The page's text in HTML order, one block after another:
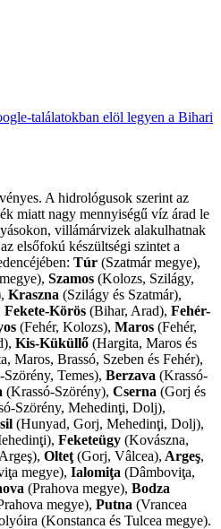
találatokban elöl legyen a Bihari
A hidrológusok szerint az
miatt nagy mennyiségű víz árad le
villámárvizek alakulhatnak
elsőfokú készültségi szintet a
Túr (Szatmár megye),
Szamos (Kolozs, Szilágy,
Kraszna (Szilágy és Szatmár),
Fekete-Körös (Bihar, Arad), Fehér-
(Fehér, Kolozs), Maros (Fehér,
Kis-Küküllő (Hargita, Maros és
Maros, Brassó, Szeben és Fehér),
Temes), Berzava (Krassó-
(Krassó-Szörény), Cserna (Gorj és
Szörény, Mehedinţi, Dolj),
(Hunyad, Gorj, Mehedinţi, Dolj),
Feketeügy (Kovászna,
Olteţ (Gorj, Vâlcea), Argeş,
megye), Ialomiţa (Dâmboviţa,
(Prahova megye), Bodza
megye), Putna (Vrancea
(Konstanca és Tulcea megye).